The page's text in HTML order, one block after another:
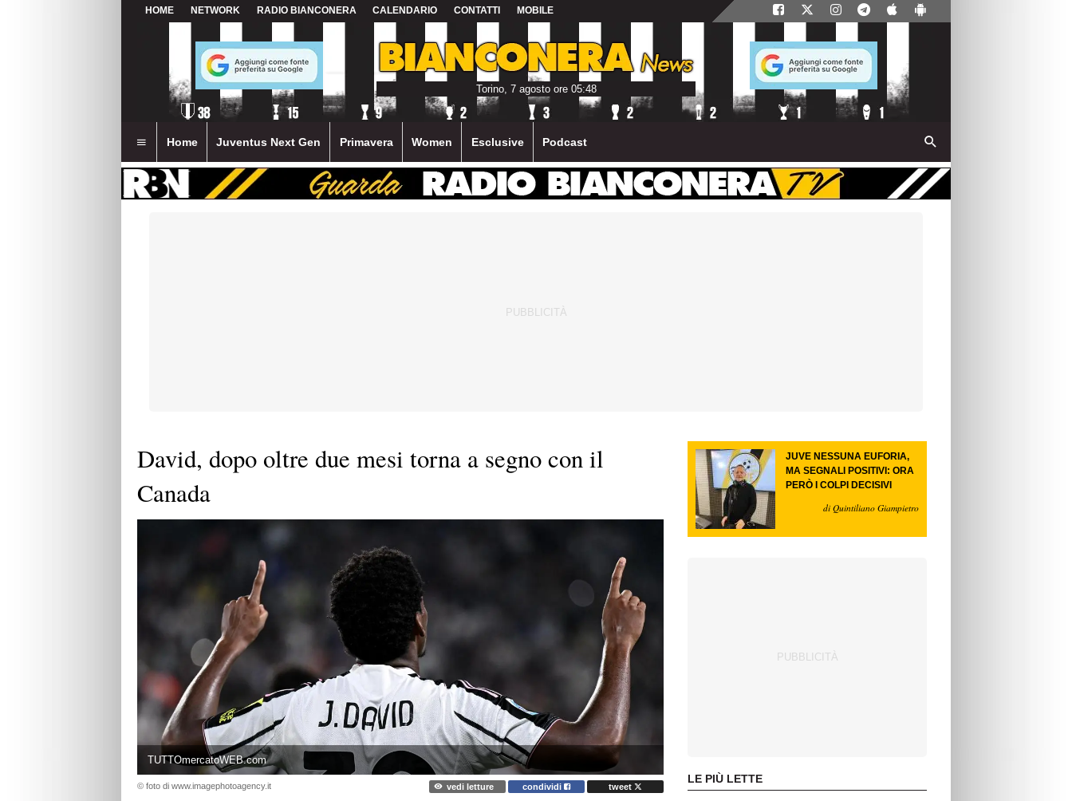
HOME NETWORK RADIO BIANCONERA CALENDARIO CONTATTI MOBILE
Torino, 7 agosto ore 05:48
Home Juventus Next Gen Primavera Women Esclusive Podcast
David, dopo oltre due mesi torna a segno con il
Canada
TUTTOmercatoWEB.com
© foto di www.imagephotoagency.it vedi letture condividi tweet
JUVE NESSUNA EUFORIA,
MA SEGNALI POSITIVI: ORA
PERÒ I COLPI DECISIVI
di Quintiliano Giampietro
LE PIÙ LETTE